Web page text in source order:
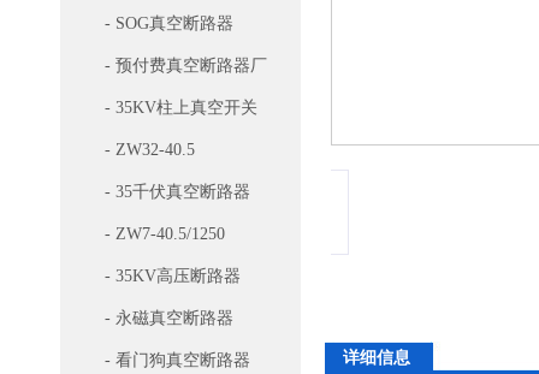
- SOG真空断路器
- 预付费真空断路器厂
- 35KV柱上真空开关
- ZW32-40.5
- 35千伏真空断路器
- ZW7-40.5/1250
- 35KV高压断路器
- 永磁真空断路器
- 看门狗真空断路器 详细信息